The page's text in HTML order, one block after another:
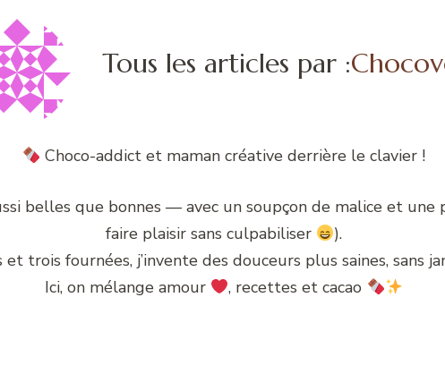
Tous les articles par :
Choco-addict et maman créative derrière le clavier !
belles que bonnes — avec un soupçon de malice et une
faire plaisir sans culpabiliser
).
trois fournées, j’invente des douceurs plus saines, sans
Ici, on mélange amour
, recettes et cacao